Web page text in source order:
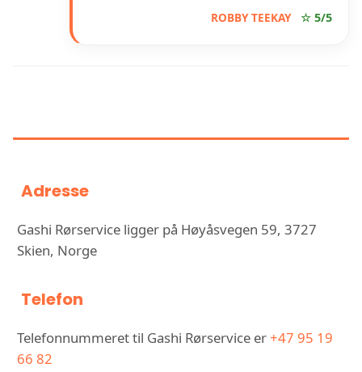
ROBBY TEEKAY ☆ 5/5
Adresse
Gashi Rørservice ligger på Høyåsvegen 59, 3727
Skien, Norge
Telefon
Telefonnummeret til Gashi Rørservice er+47 95 19
66 82